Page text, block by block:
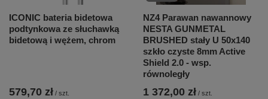
ICONIC bateria bidetowa
podtynkowa ze słuchawką
bidetową i wężem, chrom
579,70 zł / szt.
NZ4 Parawan nawannowy
NESTA GUNMETAL
BRUSHED stały U 50x140
szkło czyste 8mm Active
Shield 2.0 - wsp.
równoległy
1 372,00 zł / szt.